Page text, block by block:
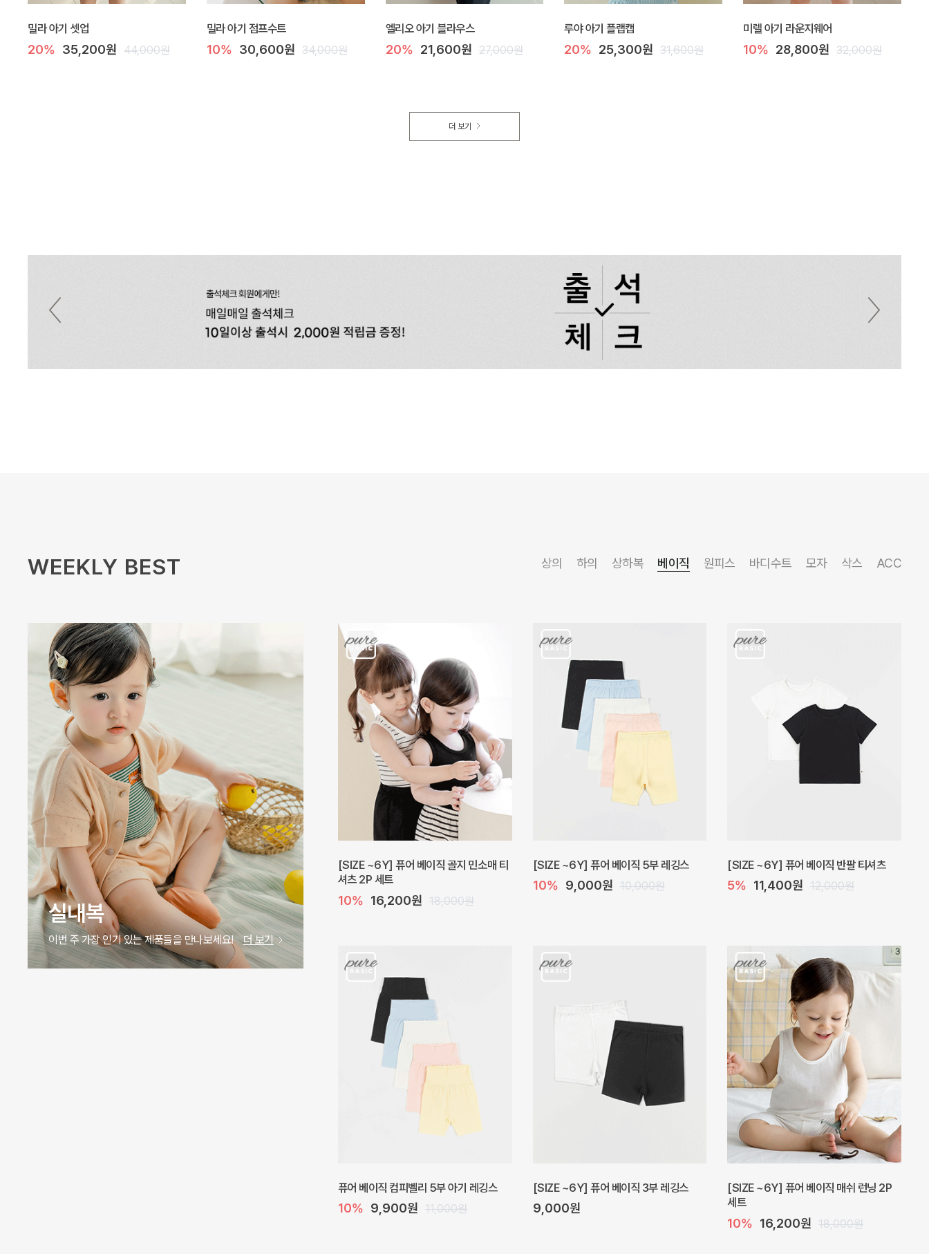
밀라 아기 셋업
20% 35,200원 44,000원
밀라 아기 점프수트
10% 30,600원 34,000원
엘리오 아기 블라우스
20% 21,600원 27,000원
루야 아기 플랩캡
20% 25,300원 31,600원
미렐 아기 라운지웨어
10% 28,800원 32,000원
더 보기
WEEKLY BEST 상의 하의 상하복 베이직 원피스 바디수트 모자 삭스 ACC
원피스
이번 주 가장 인기 있는 제품들을 만나보세요! 더 보기
캐더린 뷔스티에 미니 아기 원피스
10% 24,300원
[SIZE ~6Y] 베르 원피스
10% 28,800원 32,000원
프로리 뷔스티에 미니 아기 원피스
20% 20,800원 26,000원
20% 29,600원 37,000원 5% 39,000원 41,000원 20% 27,200원 34,000원